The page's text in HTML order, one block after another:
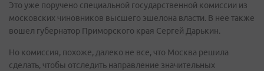
Это уже поручено специальной государственной комиссии из
московских чиновников высшего эшелона власти. В нее также
вошел губернатор Приморского края Сергей Дарькин.
Но комиссия, похоже, далеко не все, что Москва решила
сделать, чтобы отследить направление значительных